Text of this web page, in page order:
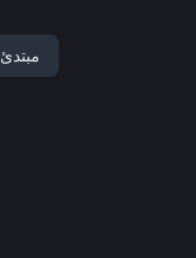
مبتدئ